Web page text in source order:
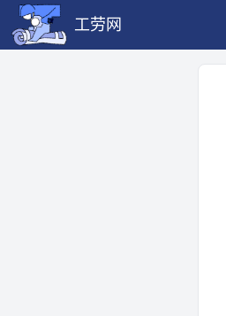
工劳网